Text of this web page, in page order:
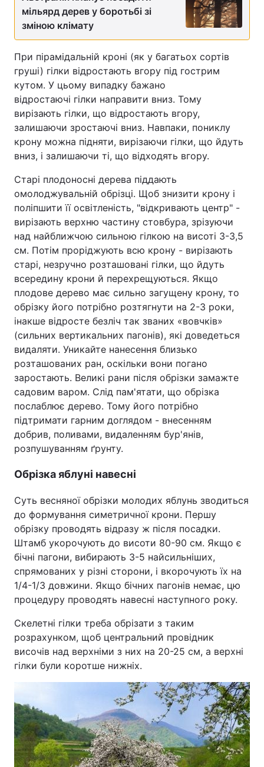
мільярд дерев у боротьбі зі
зміною клімату
При пірамідальній кроні (як у багатьох сортів
груші) гілки відростають вгору під гострим
кутом. У цьому випадку бажано
відростаючі гілки направити вниз. Тому
вирізають гілки, що відростають вгору,
залишаючи зростаючі вниз. Навпаки, пониклу
крону можна підняти, вирізаючи гілки, що йдуть
вниз, і залишаючи ті, що відходять вгору.
Старі плодоносні дерева піддають
омолоджувальній обрізці. Щоб знизити крону і
поліпшити її освітленість, "відкривають центр" -
вирізають верхню частину стовбура, зрізуючи
над найближчою сильною гілкою на висоті 3-3,5
см. Потім проріджують всю крону - вирізають
старі, незручно розташовані гілки, що йдуть
всередину крони й перехрещуються. Якщо
плодове дерево має сильно загущену крону, то
обрізку його потрібно розтягнути на 2-3 роки,
інакше відросте безліч так званих «вовчків»
(сильних вертикальних пагонів), які доведеться
видаляти. Уникайте нанесення близько
розташованих ран, оскільки вони погано
заростають. Великі рани після обрізки замажте
садовим варом. Слід пам'ятати, що обрізка
послаблює дерево. Тому його потрібно
підтримати гарним доглядом - внесенням
добрив, поливами, видаленням бур'янів,
розпушуванням ґрунту.
Обрізка яблуні навесні
Суть весняної обрізки молодих яблунь зводиться
до формування симетричної крони. Першу
обрізку проводять відразу ж після посадки.
Штамб укорочують до висоти 80-90 см. Якщо є
бічні пагони, вибирають 3-5 найсильніших,
спрямованих у різні сторони, і вкорочують їх на
1/4-1/3 довжини. Якщо бічних пагонів немає, цю
процедуру проводять навесні наступного року.
Скелетні гілки треба обрізати з таким
розрахунком, щоб центральний провідник
височів над верхніми з них на 20-25 см, а верхні
гілки були коротше нижніх.